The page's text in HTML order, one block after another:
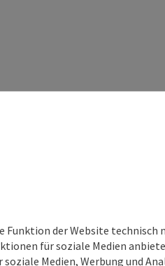
Funktion der Website
für soziale Medien
Medien, Werbung und